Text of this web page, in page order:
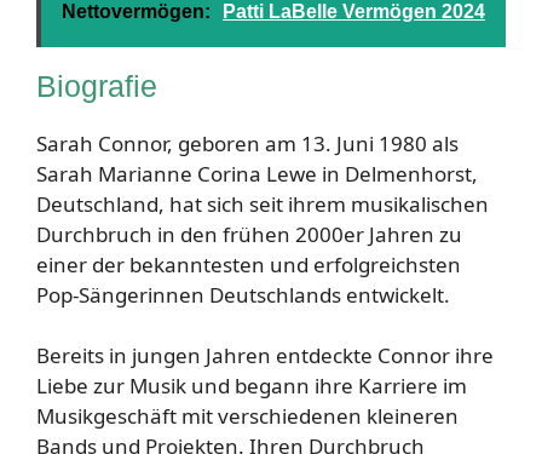
Nettovermögen: Patti LaBelle Vermögen 2024
Biografie
Sarah Connor, geboren am 13. Juni 1980 als
Sarah Marianne Corina Lewe in Delmenhorst,
Deutschland, hat sich seit ihrem musikalischen
Durchbruch in den frühen 2000er Jahren zu
einer der bekanntesten und erfolgreichsten
Pop-Sängerinnen Deutschlands entwickelt.
Bereits in jungen Jahren entdeckte Connor ihre
Liebe zur Musik und begann ihre Karriere im
Musikgeschäft mit verschiedenen kleineren
Bands und Projekten. Ihren Durchbruch